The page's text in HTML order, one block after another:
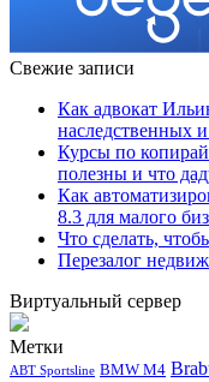
Свежие записи
Как адвокат
наследственных
Курсы по
полезны и что
Как
8.3 для малого
Что сделать,
Перезалог
Виртуальный сервер
Метки
ABT Sportsline BMW M4